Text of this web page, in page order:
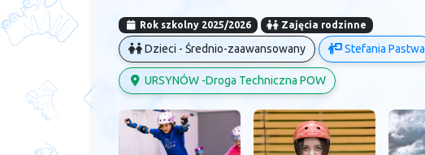
Rok szkolny 2025/2026 Zajęcia rodzinne
Dzieci - Średnio-zaawansowany Stefania Pastwa
URSYNÓW -Droga Techniczna POW